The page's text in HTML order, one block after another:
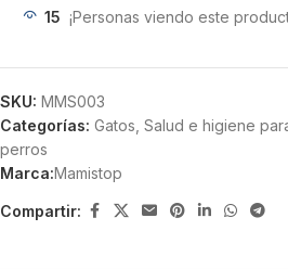
15 ¡Personas viendo este
SKU: MMS003
Categorías: Gatos Salud e higiene
perros
Marca:Mamistop
Compartir: